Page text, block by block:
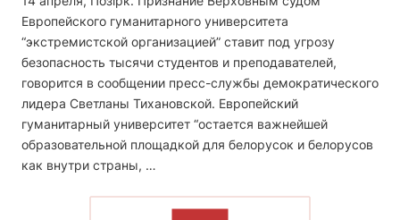
Европейского гуманитарного университета
“экстремистской организацией” ставит под угрозу
безопасность тысячи студентов и преподавателей,
говорится в сообщении пресс-службы демократического
лидера Светланы Тихановской. Европейский
гуманитарный университет “остается важнейшей
образовательной площадкой для белорусок и белорусов
как внутри страны, …